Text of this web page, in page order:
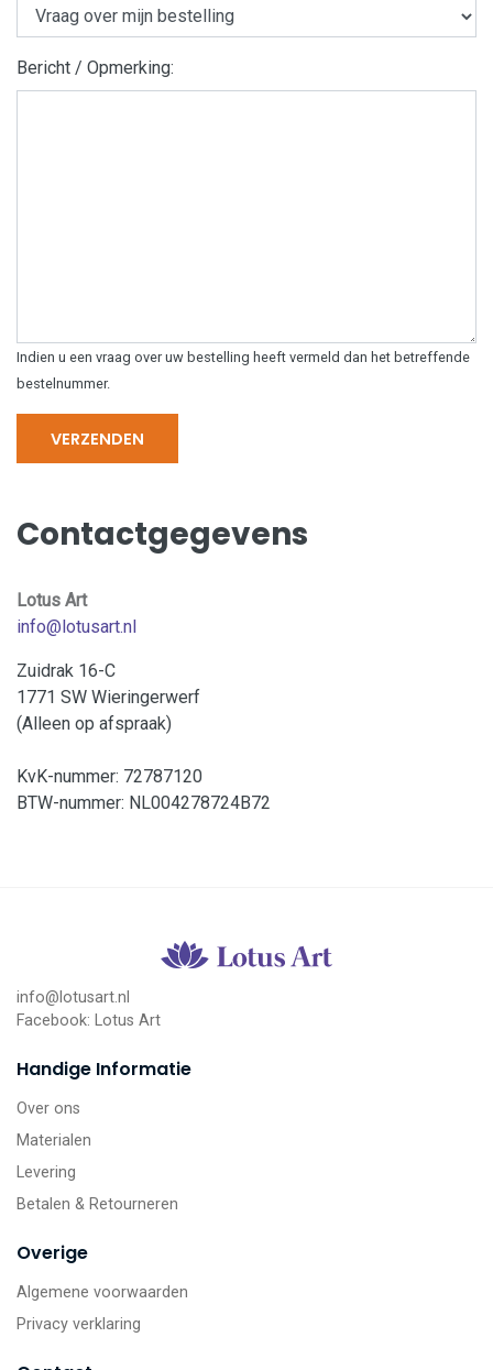
Bericht / Opmerking:
Indien u een vraag over uw bestelling heeft vermeld dan het betreffende
bestelnummer.
VERZENDEN
Contactgegevens
Lotus Art
info@lotusart.nl
Zuidrak 16-C
1771 SW Wieringerwerf
(Alleen op afspraak)
KvK-nummer: 72787120
BTW-nummer: NL004278724B72
info@lotusart.nl
Facebook: Lotus Art
Handige Informatie
Over ons
Materialen
Levering
Betalen & Retourneren
Overige
Algemene voorwaarden
Privacy verklaring